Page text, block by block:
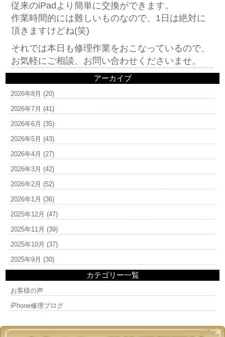
従来のiPadより簡単に交換ができます。
作業時間的には難しいものなので、1日は絶対に
頂きますけどね(笑)
それでは本日も修理作業をおこなっているので、
お気軽にご相談、お問い合わせくださいませ。
アーカイブ
2026年8月 (20)
2026年7月 (41)
2026年6月 (35)
2026年5月 (43)
2026年4月 (27)
2026年3月 (42)
2026年2月 (52)
2026年1月 (36)
2025年12月 (47)
2025年11月 (39)
2025年10月 (37)
2025年9月 (30)
カテゴリー一覧
お客様の声
iPhone修理ブログ